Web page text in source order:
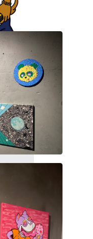
クターデザイン